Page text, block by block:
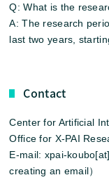
Q: What is the
A: The research
last two years,
Contact
Center for Artificial
Office for X-PAI
E-mail: xpai-
creating an email）